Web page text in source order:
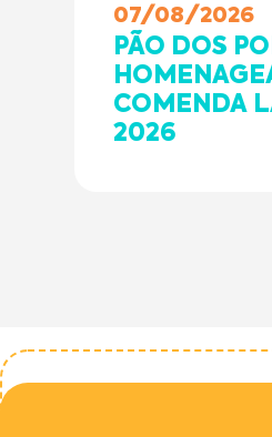
07/08/2026
PÃO DOS
COMENDA
2026